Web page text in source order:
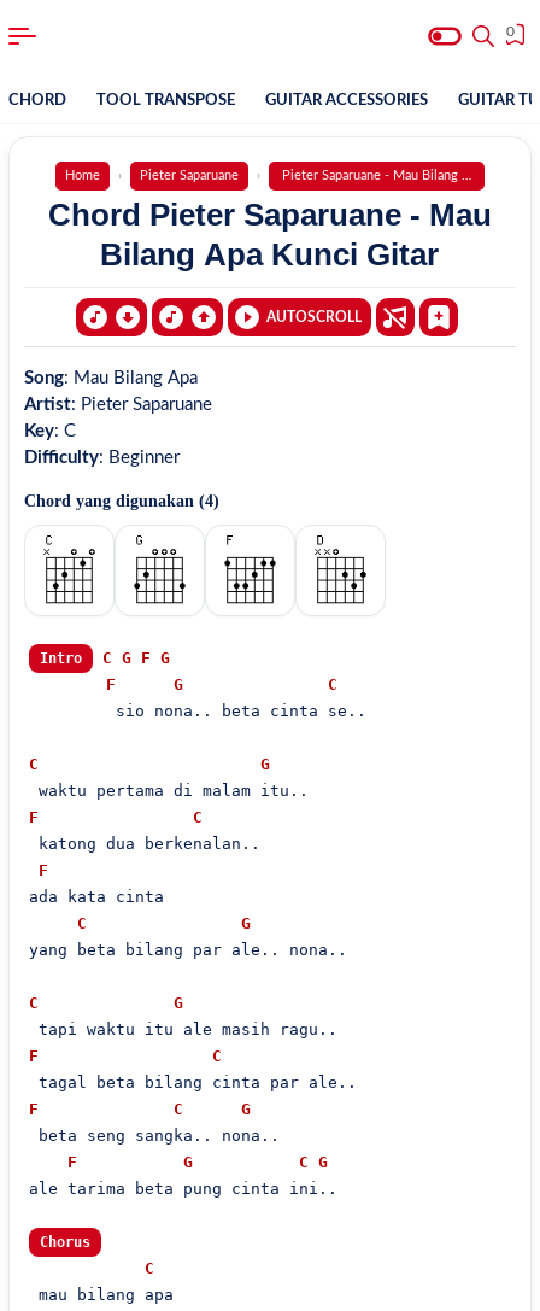
0
CHORD TOOL TRANSPOSE GUITAR ACCESSORIES GUITAR
Home Pieter Saparuane Pieter Saparuane - Mau Bilang Apa
Chord Pieter Saparuane - Mau
Bilang Apa Kunci Gitar
AUTOSCROLL
Song: Mau Bilang Apa
Artist: Pieter Saparuane
Key: C
Difficulty: Beginner
Chord yang digunakan (4)
Intro C G F G
F
G
C
         sio nona.. beta cinta se..
C
G
F
C
katong dua berkenalan..
F
ada kata cinta
C
G
yang beta bilang par ale.. nona..
C
G
F
C
F
C
G
beta seng sangka.. nona..
F
G C G
ale tarima beta pung cinta ini..
Chorus
C
mau bilang apa